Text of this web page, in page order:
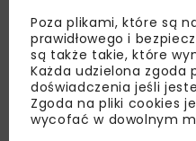
Poza plikami, które są
prawidłowego i
są także takie, które
Każda udzielona zgoda
doświadczenia jeśli
Zgoda na pliki cookies
wycofać w dowolnym